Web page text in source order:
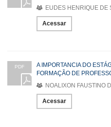
EUDES HENRIQUE DE
Acessar
PDF
A IMPORTANCIA DO
FORMAÇÃO DE
NOALIXON FAUSTINO
Acessar